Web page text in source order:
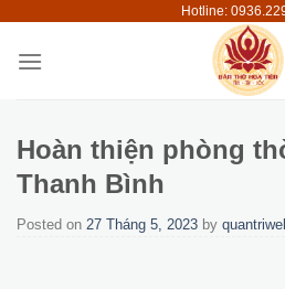
content
Hotline:
Hoàn thiện phòng
Thanh Bình
Posted on 27 Tháng 5, 2023 by